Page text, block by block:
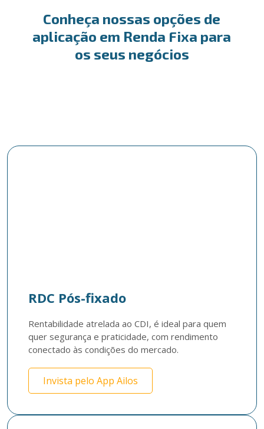
Conheça nossas opções de
aplicação em Renda Fixa para
os seus negócios
RDC Pós-fixado
Rentabilidade atrelada ao CDI, é ideal para quem
quer segurança e praticidade, com rendimento
conectado às condições do mercado.​
Invista pelo App Ailos